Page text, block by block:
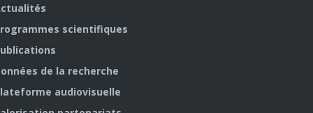
scientifiques
de la recherche
audiovisuelle